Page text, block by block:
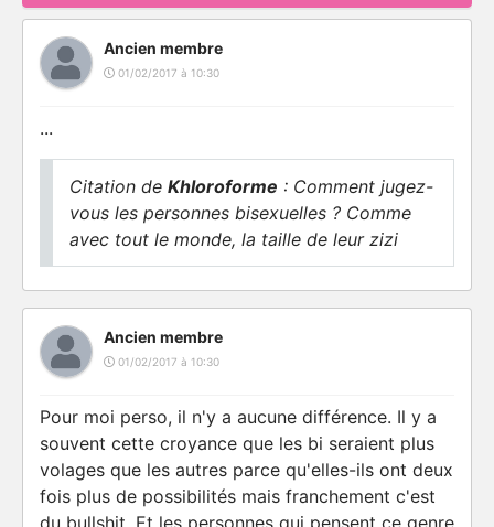
Ancien membre
01/02/2017 à 10:30
...
Citation de Khloroforme : Comment jugez-
vous les personnes bisexuelles ? Comme
avec tout le monde, la taille de leur zizi
Ancien membre
01/02/2017 à 10:30
Pour moi perso, il n'y a aucune différence. Il y a
souvent cette croyance que les bi seraient plus
volages que les autres parce qu'elles-ils ont deux
fois plus de possibilités mais franchement c'est
du bullshit. Et les personnes qui pensent ce genre